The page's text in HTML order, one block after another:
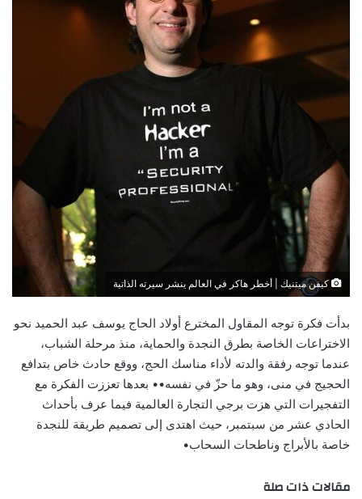
كيفن ميتنيك | أخطر هاكر في العالم ينشر سيرته الذاتية
بدأت فكرة توجه المقاول المخترع أولاد الحاج يوسف عبد الحميد نحو
الاختراعات الخاصة بطرق النجدة والحماية، منذ مرحلة الشباب،
عندما توجه رفقة والدته لأداء مناسك الحج، ووقع حادث خاص بتدافع
الحجيج في منى، وهو ما حزّ في نفسه•• بعدها تعززت الفكرة مع
التفجيرات التي هزت برجي التجارة العالمية فيما عرف بأحداث
الحادي عشر من سبتمبر، حيث اهتدى إلى تصميم طريقة للنجدة
خاصة بالأبراج وناطحات السحاب•
مقالات ذات صلة